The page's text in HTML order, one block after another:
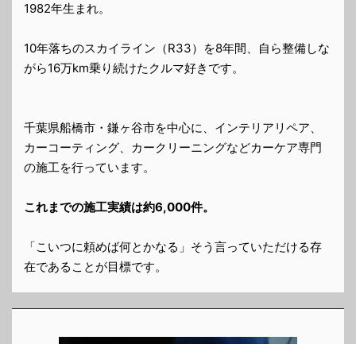
1982年生まれ。
10年落ちのスカイライン（R33）を8年間、自ら整備しな
がら16万km乗り続けたクルマ好きです。
千葉県船橋市・鎌ヶ谷市を中心に、インテリアリペア、
カーコーティング、カークリーニングなどカーケア専門
の施工を行っています。
これまでの施工実績は約6,000件。
「こいつに頼めば何とかなる」そう言っていただける存
在であることが目標です。